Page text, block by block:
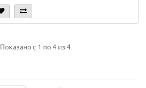
Показано с 1 по 4 из 4